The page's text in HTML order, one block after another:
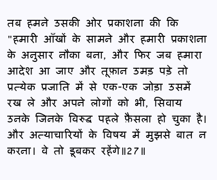
तब हमने उसकी ओर प्रकाशना की कि
"हमारी आँखों के सामने और हमारी प्रकाशना
के अनुसार नौका बना, और फिर जब हमारा
आदेश आ जाए और तूफ़ान उमड़ पड़े तो
प्रत्येक प्रजाति में से एक-एक जोड़ा उसमें
रख ले और अपने लोगों को भी, सिवाय
उनके जिनके विरुद्ध पहले फ़ैसला हो चुका है।
और अत्याचारियों के विषय में मुझसे बात न
करना। वे तो डूबकर रहेंगे॥27॥